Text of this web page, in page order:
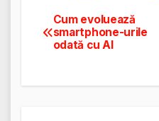
Navigare
în
articole
Cum evoluează
smartphone-urile
odată cu AI